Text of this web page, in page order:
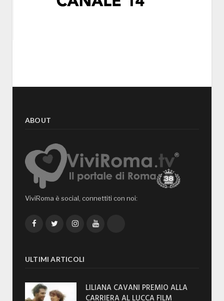
ABOUT
ViviRoma è social, connettiti con noi:
FacebookTwitterInstagramYouTube
ULTIMI ARTICOLI
LILIANA CAVANI PREMIO ALLA
CARRIERA AL LUCCA FILM